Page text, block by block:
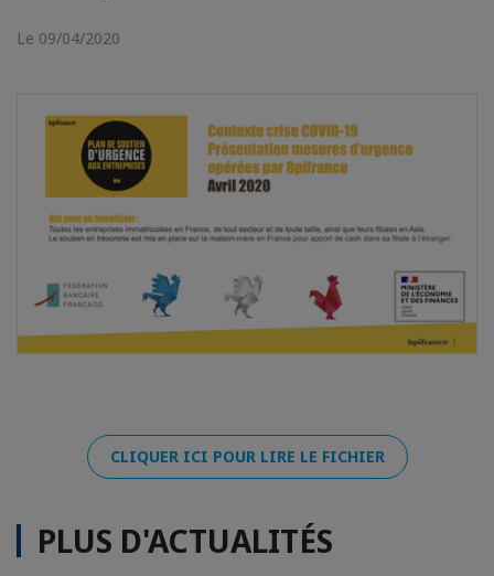
Le 09/04/2020
CLIQUER ICI POUR LIRE LE FICHIER
PLUS D'ACTUALITÉS